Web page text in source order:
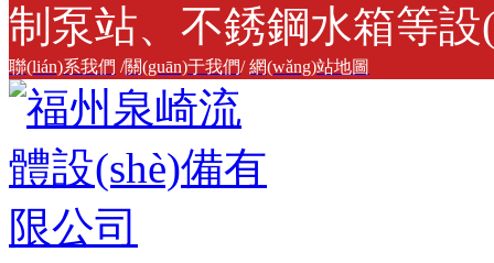
制泵站、不銹鋼水箱等
聯(lián)系我們 /關(guān)于我們/網(wǎng)站地圖